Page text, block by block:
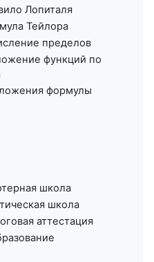
Лопиталя
Тейлора
пределов
функций по
формулы
школа
школа
аттестация